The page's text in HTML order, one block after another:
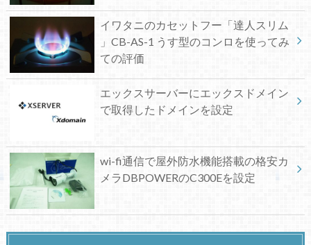
イワタニのカセットフー「達人スリム
」CB-AS-1 うす型のコンロを使ってみ
ての評価
エックスサーバーにエックスドメイン
で取得したドメインを設定
wi-fi通信で屋外防水機能搭載の格安カ
メラDBPOWERのC300Eを設定